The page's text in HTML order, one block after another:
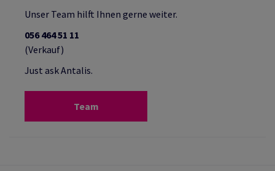
Unser Team hilft Ihnen gerne weiter.
056 464 51 11
(Verkauf)
Just ask Antalis.
Team